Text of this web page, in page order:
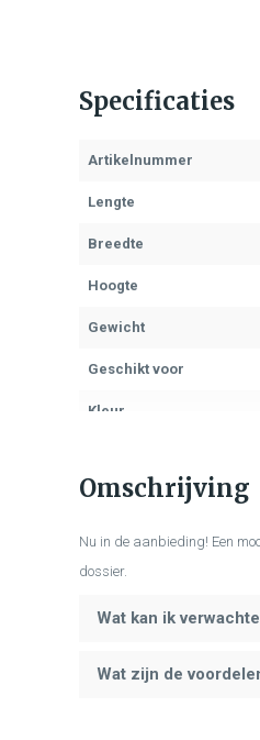
Specificaties
Artikelnummer
Lengte
Breedte
Hoogte
Gewicht
Geschikt voor
Kleur
Omschrijving
Nu in de aanbieding! Een
dossier.
Wat kan ik
Wat zijn de